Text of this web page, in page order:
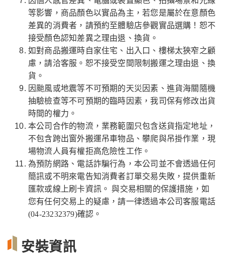
等影響，商品顏色以實品為主，若您是屬於在意顏色
差異的消費者，請預約至體驗店參觀實品選購！恕不
接受顏色認知差異之理由退、換貨。
如對商品搬運時自家住宅、出入口、樓梯太狹窄之顧
慮，請洽客服。恕不接受空間限制搬運之理由退、換
貨。
因颱風或地震等不可預期的天災因素、進貨海關隨機
抽驗檢查等不可預期的臨時因素，我司保有修改出貨
時間的權力。
本公司合作的物流，業務範圍只包含送貨指定地址，
不包含跨出窗外搬運吊車物品、攀爬與吊掛作業，現
場物流人員有權拒高危險性工作。
為預防網路、電話詐騙行為，本公司並不會透過任何
簡訊或不明來電告知消費者訂單交易失敗，提供重新
匯款或線上刷卡資訊。 與交易相關的保護措施，如
您有任何交易上的疑慮，請一律透過本公司客服電話
(04-23232379)確認。
安裝資訊